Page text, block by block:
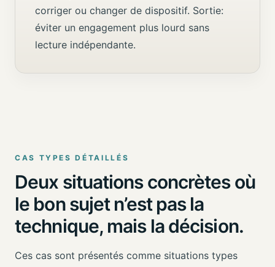
corriger ou changer de dispositif. Sortie:
éviter un engagement plus lourd sans
lecture indépendante.
CAS TYPES DÉTAILLÉS
Deux situations concrètes où
le bon sujet n’est pas la
technique, mais la décision.
Ces cas sont présentés comme situations types